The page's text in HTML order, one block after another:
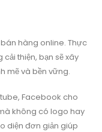
hàng online. Thực
thiện, bạn sẽ xây
mẽ và bền vững.
Facebook cho
không có logo hay
diện đơn giản giúp